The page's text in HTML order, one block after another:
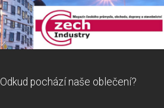
Odkud pochází naše oblečení?